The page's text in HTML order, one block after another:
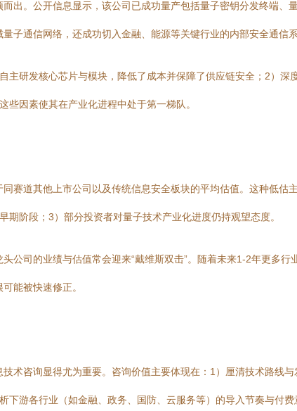
出。公开信息显示，该公司已成功量产包括量子密钥分发终端、
子通信网络，还成功切入金融、能源等关键行业的内部安全通信
研发核心芯片与模块，降低了成本并保障了供应链安全；2）深
因素使其在产业化进程中处于第一梯队。
赛道其他上市公司以及传统信息安全板块的平均估值。这种低估
阶段；3）部分投资者对量子技术产业化进度仍持观望态度。
公司的业绩与估值常会迎来“戴维斯双击”。随着未来1-2年更多
能被快速修正。
术咨询显得尤为重要。咨询价值主要体现在：1）厘清技术路线
游各行业（如金融、政务、国防、云服务等）的导入节奏与付